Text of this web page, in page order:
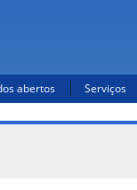
abertos Serviços